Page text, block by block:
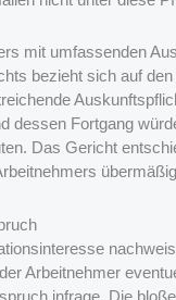
mit umfassenden
bezieht sich auf
dessen Fortgang
Das Gericht
Arbeitnehmer
infrage. Die